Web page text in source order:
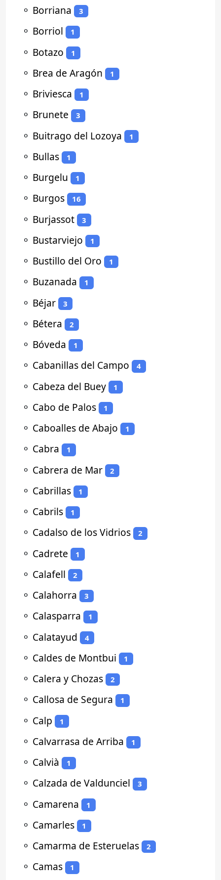
⚬ Borriana 3
⚬ Borriol 1
⚬ Botazo 1
⚬ Brea de Aragón 1
⚬ Briviesca 1
⚬ Brunete 3
⚬ Buitrago del Lozoya 1
⚬ Bullas 1
⚬ Burgelu 1
⚬ Burgos 16
⚬ Burjassot 3
⚬ Bustarviejo 1
⚬ Bustillo del Oro 1
⚬ Buzanada 1
⚬ Béjar 3
⚬ Bétera 2
⚬ Bóveda 1
⚬ Cabanillas del Campo 4
⚬ Cabeza del Buey 1
⚬ Cabo de Palos 1
⚬ Caboalles de Abajo 1
⚬ Cabra 1
⚬ Cabrera de Mar 2
⚬ Cabrillas 1
⚬ Cabrils 1
⚬ Cadalso de los Vidrios 2
⚬ Cadrete 1
⚬ Calafell 2
⚬ Calahorra 3
⚬ Calasparra 1
⚬ Calatayud 4
⚬ Caldes de Montbui 1
⚬ Calera y Chozas 2
⚬ Callosa de Segura 1
⚬ Calp 1
⚬ Calvarrasa de Arriba 1
⚬ Calvià 1
⚬ Calzada de Valdunciel 3
⚬ Camarena 1
⚬ Camarles 1
⚬ Camarma de Esteruelas 2
⚬ Camas 1